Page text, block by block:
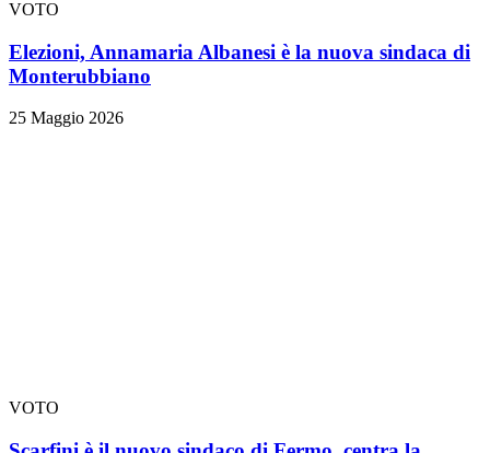
VOTO
Elezioni, Annamaria Albanesi è la nuova sindaca di
Monterubbiano
25 Maggio 2026
VOTO